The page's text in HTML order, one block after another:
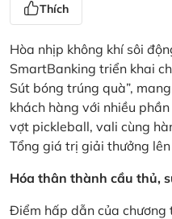
Thích
Hòa nhịp không khí sôi
SmartBanking triển khai
Sút bóng trúng quà”,
khách hàng với nhiều
vợt pickleball, vali cùng
Tổng giá trị giải thưởng
Hóa thân thành cầu thủ,
Điểm hấp dẫn của chương